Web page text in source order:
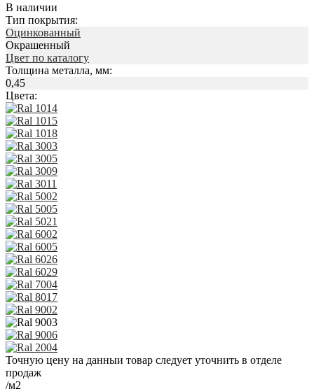
В наличии
Тип покрытия:
Оцинкованный
Окрашенный
Цвет по каталогу
Толщина металла, мм:
0,45
Цвета:
Точную цену на данныи товар следует уточнить в отделе
продаж
/м2